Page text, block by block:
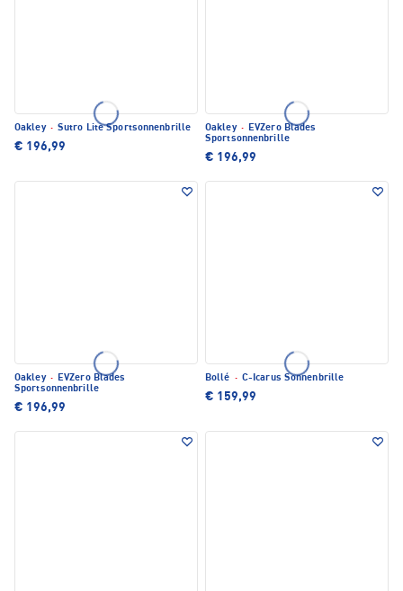
Oakley · Sutro Lite Sportsonnenbrille
€ 196,99
Oakley · EVZero Blades
Sportsonnenbrille
€ 196,99
Oakley · EVZero Blades
Sportsonnenbrille
€ 196,99
Bollé · C-Icarus Sonnenbrille
€ 159,99